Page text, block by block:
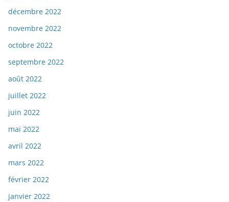
décembre 2022
novembre 2022
octobre 2022
septembre 2022
août 2022
juillet 2022
juin 2022
mai 2022
avril 2022
mars 2022
février 2022
janvier 2022